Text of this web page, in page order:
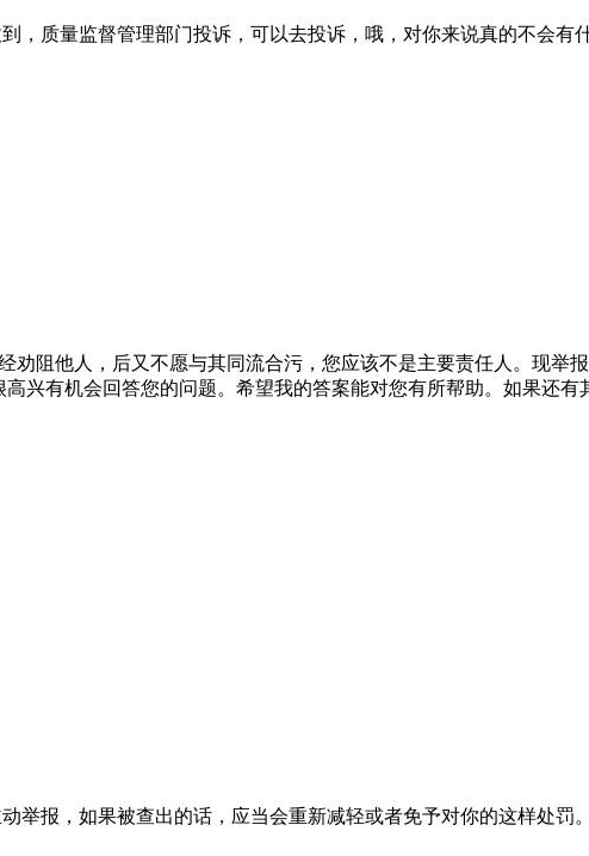
，质量监督管理部门投诉，可以去投诉，哦，对你来说真的不会有
劝阻他人，后又不愿与其同流合污，您应该不是主要责任人。现举
兴有机会回答您的问题。希望我的答案能对您有所帮助。如果还有
举报，如果被查出的话，应当会重新减轻或者免予对你的这样处罚。